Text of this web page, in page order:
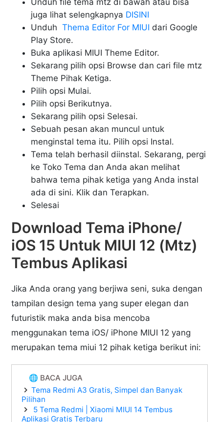
juga lihat selengkapnya DISINI
UnduhThema Editor For MIUI dari Google
Play Store.
Buka aplikasi MIUI Theme Editor.
Sekarang pilih opsi Browse dan cari file mtz
Theme Pihak Ketiga.
Pilih opsi Mulai.
Pilih opsi Berikutnya.
Sekarang pilih opsi Selesai.
Sebuah pesan akan muncul untuk
menginstal tema itu. Pilih opsi Instal.
Tema telah berhasil diinstal. Sekarang, pergi
ke Toko Tema dan Anda akan melihat
bahwa tema pihak ketiga yang Anda instal
ada di sini. Klik dan Terapkan.
Selesai
Download Tema iPhone/
iOS 15 Untuk MIUI 12 (Mtz)
Tembus Aplikasi
Jika Anda orang yang berjiwa seni, suka dengan
tampilan design tema yang super elegan dan
futuristik maka anda bisa mencoba
menggunakan tema iOS/ iPhone MIUI 12 yang
merupakan tema miui 12 pihak ketiga berikut ini:
🌐 BACA JUGA
Tema Redmi A3 Gratis, Simpel dan Banyak
Pilihan
5 Tema Redmi | Xiaomi MIUI 14 Tembus
Aplikasi Gratis Terbaru